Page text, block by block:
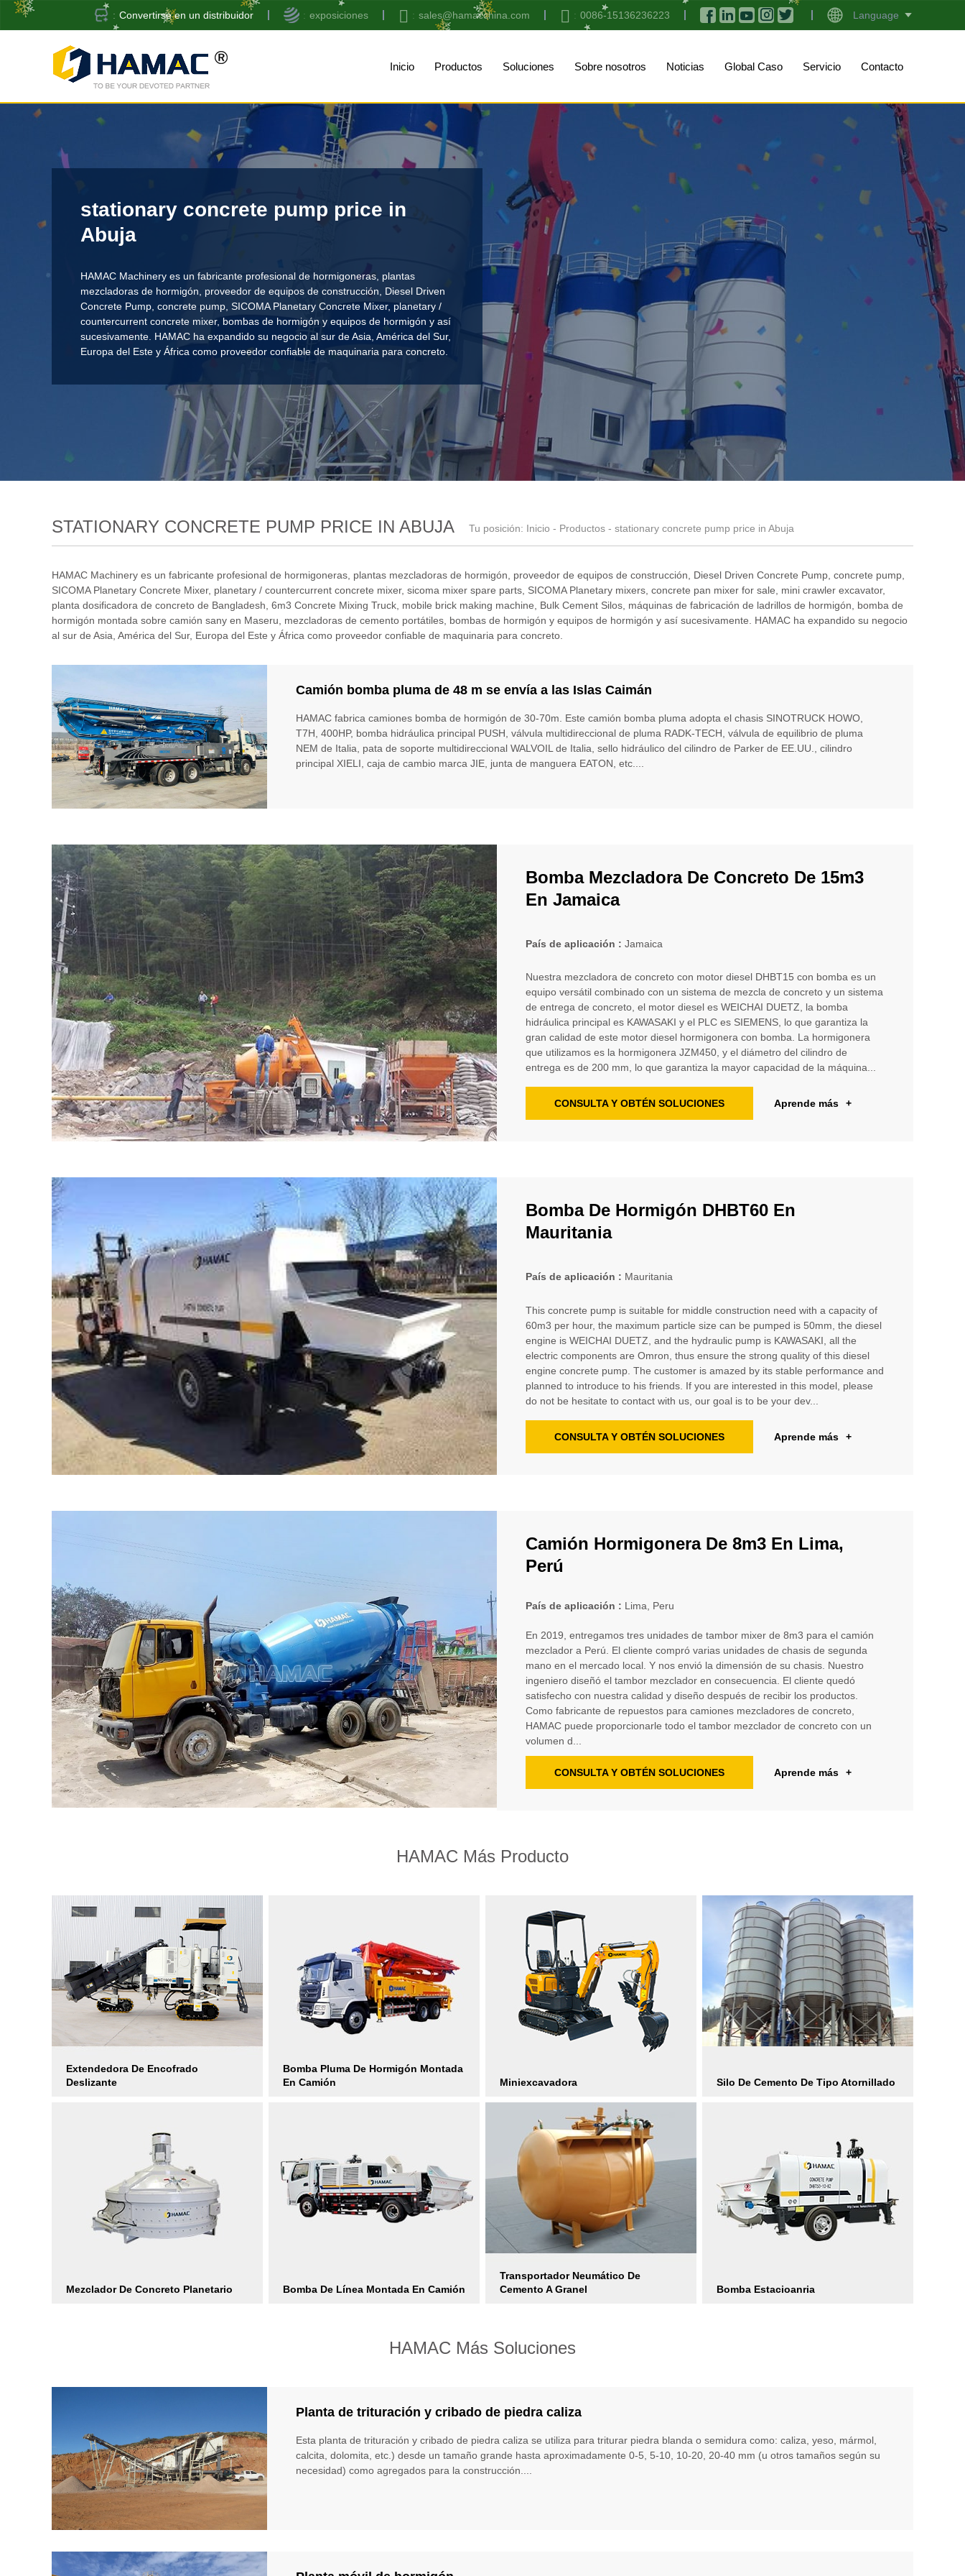
Convertirse en un distribuidor exposiciones sales@hamacchina.com 0086-15136236223 Language
Inicio Productos Soluciones Sobre nosotros Noticias Global Caso Servicio Contacto
stationary concrete pump price in
Abuja
HAMAC Machinery es un fabricante profesional de hormigoneras, plantas
mezcladoras de hormigón, proveedor de equipos de construcción
Diesel Driven
Concrete Pump concrete pump SICOMA Planetary Concrete Mixer, planetary /
countercurrent concrete mixer, bombas de hormigón y equipos de hormigón y así
sucesivamente. HAMAC ha expandido su negocio al sur de Asia, América del Sur,
Europa del Este y África como proveedor confiable de maquinaria para concreto.
STATIONARY CONCRETE PUMP PRICE IN ABUJA Tu posición: Inicio - Productos - stationary concrete pump price in Abuja
HAMAC Machinery es un fabricante profesional de hormigoneras, plantas mezcladoras de hormigón, proveedor de equipos de construcción Diesel Driven Concrete Pump concrete pump
SICOMA Planetary Concrete Mixer, planetary / countercurrent concrete mixer, sicoma mixer spare parts SICOMA Planetary mixers concrete pan mixer for sale mini crawler excavator,
planta dosificadora de concreto de Bangladesh 6m3 Concrete Mixing Truck mobile brick making machine Bulk Cement Silos máquinas de fabricación de ladrillos de hormigón
bomba de
hormigón montada sobre camión sany en Maseru
mezcladoras de cemento portátiles , bombas de hormigón y equipos de hormigón y así sucesivamente. HAMAC ha expandido su negocio
al sur de Asia, América del Sur, Europa del Este y África como proveedor confiable de maquinaria para concreto.
Camión bomba pluma de 48 m se envía a las Islas Caimán
HAMAC fabrica camiones bomba de hormigón de 30-70m. Este camión bomba pluma adopta el chasis SINOTRUCK HOWO,
T7H, 400HP, bomba hidráulica principal PUSH, válvula multidireccional de pluma RADK-TECH, válvula de equilibrio de pluma
NEM de Italia, pata de soporte multidireccional WALVOIL de Italia, sello hidráulico del cilindro de Parker de EE.UU., cilindro
principal XIELI, caja de cambio marca JIE, junta de manguera EATON, etc....
Bomba Mezcladora De Concreto De 15m3
En Jamaica
País de aplicación : Jamaica
Nuestra mezcladora de concreto con motor diesel DHBT15 con bomba es un
equipo versátil combinado con un sistema de mezcla de concreto y un sistema
de entrega de concreto, el motor diesel es WEICHAI DUETZ, la bomba
hidráulica principal es KAWASAKI y el PLC es SIEMENS, lo que garantiza la
gran calidad de este motor diesel hormigonera con bomba. La hormigonera
que utilizamos es la hormigonera JZM450, y el diámetro del cilindro de
entrega es de 200 mm, lo que garantiza la mayor capacidad de la máquina...
CONSULTA Y OBTÉN SOLUCIONES Aprende más +
Bomba De Hormigón DHBT60 En
Mauritania
País de aplicación : Mauritania
This concrete pump is suitable for middle construction need with a capacity of
60m3 per hour, the maximum particle size can be pumped is 50mm, the diesel
engine is WEICHAI DUETZ, and the hydraulic pump is KAWASAKI, all the
electric components are Omron, thus ensure the strong quality of this diesel
engine concrete pump. The customer is amazed by its stable performance and
planned to introduce to his friends. If you are interested in this model, please
do not be hesitate to contact with us, our goal is to be your dev...
CONSULTA Y OBTÉN SOLUCIONES Aprende más +
Camión Hormigonera De 8m3 En Lima,
Perú
País de aplicación : Lima, Peru
En 2019, entregamos tres unidades de tambor mixer de 8m3 para el camión
mezclador a Perú. El cliente compró varias unidades de chasis de segunda
mano en el mercado local. Y nos envió la dimensión de su chasis. Nuestro
ingeniero diseñó el tambor mezclador en consecuencia. El cliente quedó
satisfecho con nuestra calidad y diseño después de recibir los productos.
Como fabricante de repuestos para camiones mezcladores de concreto,
HAMAC puede proporcionarle todo el tambor mezclador de concreto con un
volumen d...
CONSULTA Y OBTÉN SOLUCIONES Aprende más +
HAMAC Más Producto
Extendedora De Encofrado
Deslizante
Bomba Pluma De Hormigón Montada
En Camión
Miniexcavadora Silo De Cemento De Tipo Atornillado
Mezclador De Concreto Planetario Bomba De Línea Montada En Camión
Transportador Neumático De
Cemento A Granel
Bomba Estacioanria
HAMAC Más Soluciones
Planta de trituración y cribado de piedra caliza
Esta planta de trituración y cribado de piedra caliza se utiliza para triturar piedra blanda o semidura como: caliza, yeso, mármol,
calcita, dolomita, etc.) desde un tamaño grande hasta aproximadamente 0-5, 5-10, 10-20, 20-40 mm (u otros tamaños según su
necesidad) como agregados para la construcción....